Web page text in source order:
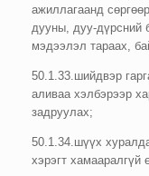
ажиллагаанд
дууны, дуу-дүрсний
мэдээлэл тараах,
50.1.33.шийдвэр
аливаа хэлбэрээр
задруулах;
50.1.34.шүүх
хэрэгт хамааралгүй